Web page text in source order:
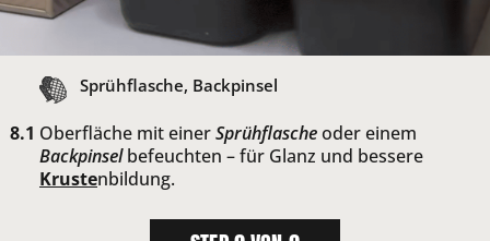
Sprühflasche, Backpinsel
Oberfläche mit einerSprühflascheoder einem
Backpinselbefeuchten – für Glanz und bessere
Krustenbildung.